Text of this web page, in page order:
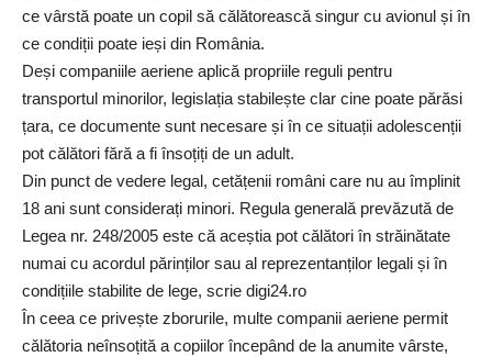
ce vârstă poate un copil să călătorească singur cu avionul și în
ce condiții poate ieși din România.
Deși companiile aeriene aplică propriile reguli pentru
transportul minorilor, legislația stabilește clar cine poate părăsi
țara, ce documente sunt necesare și în ce situații adolescenții
pot călători fără a fi însoțiți de un adult.
Din punct de vedere legal, cetățenii români care nu au împlinit
18 ani sunt considerați minori. Regula generală prevăzută de
Legea nr. 248/2005 este că aceștia pot călători în străinătate
numai cu acordul părinților sau al reprezentanților legali și în
condițiile stabilite de lege, scrie digi24.ro
În ceea ce privește zborurile, multe companii aeriene permit
călătoria neînsoțită a copiilor începând de la anumite vârste,